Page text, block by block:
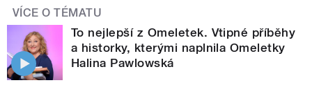
VÍCE O TÉMATU
To nejlepší z Omeletek. Vtipné příběhy
a historky, kterými naplnila Omeletky
Halina Pawlowská